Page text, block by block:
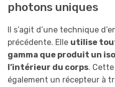
photons uniques
Il s’agit d’une technique
précédente. Elle utilise
gamma que produit un
l’intérieur du corps.
également un récepteur à